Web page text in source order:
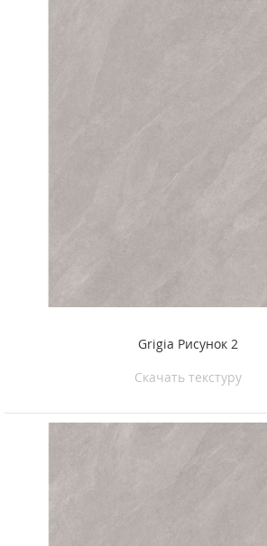
Grigia Рисунок 2
Скачать текстуру